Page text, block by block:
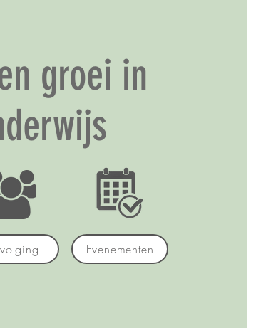
groei in
Evenementen